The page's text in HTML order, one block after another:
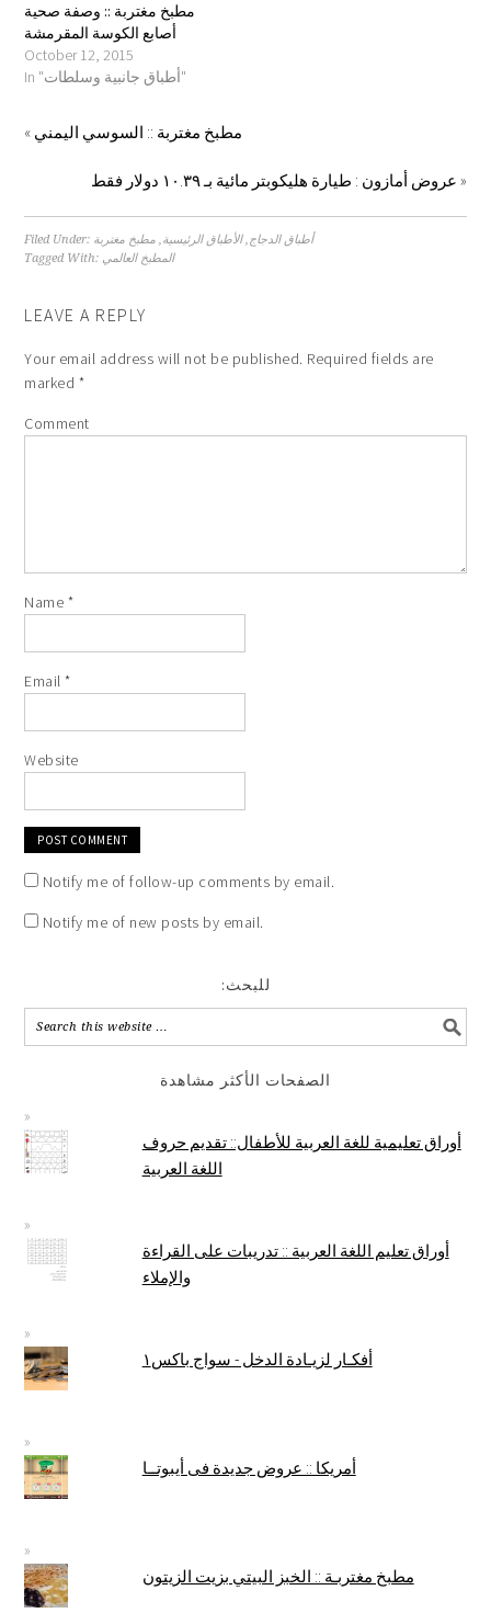
مطبخ مغتربة :: وصفة صحية
أصابع الكوسة المقرمشة
October 12, 2015
In "أطباق جانبية وسلطات"
« مطبخ مغتربة :: السوسي اليمني
عروض أمازون : طيارة هليكوبتر مائية بـ ١٠.٣٩ دولار فقط »
Filed Under: أطباق الدجاج,الأطباق الرئيسية, مطبخ مغتربة
Tagged With: المطبخ العالمي
LEAVE A REPLY
Your email address will not be published. Required fields are
marked *
Comment
Name *
Email*
Website
Notify me of follow-up comments by email.
Notify me of new posts by email.
:للبحث
الصفحات الأكثر مشاهدة
أوراق تعليمية للغة العربية للأطفال:: تقديم حروف
اللغة العربية
أوراق تعليم اللغة العربية :: تدريبات على القراءة
والإملاء
أفكـار لزيـادة الدخل - سواج باكس١
أمريكا :: عروض جديدة فى أيبوتــا
مطبخ مغتربـة :: الخبز البيتي بزيت الزيتون